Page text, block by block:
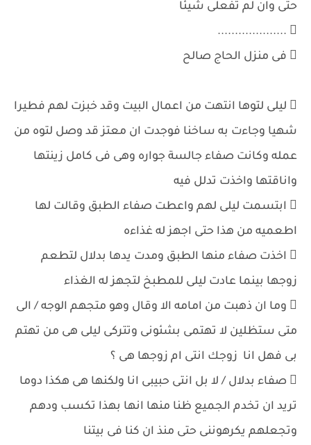
حتى وان لم تفعلى شيئا
 ....................
 فى منزل الحاج صالح
 ليلى لتوها انتهت من اعمال البيت وقد خبزت لهم فطيرا
شهيا وجاءت به ساخنا فوجدت ان معتز قد وصل لتوه من
عمله وكانت صفاء جالسة جواره وهى فى كامل زينتها
واناقتها واخذت تدلل فيه
 ابتسمت ليلى لهم واعطت صفاء الطبق وقالت لها
اطعميه من هذا حتى اجهز له غذاءه
 اخذت صفاء منها الطبق ومدت يدها بدلال لتطعم
زوجها بينما عادت ليلى للمطبخ لتجهز له الغذاء
 وما ان ذهبت من امامه الا وقال وهو متجهم الوجه / الى
متى ستظلين لا تهتمى بشئونى وتتركى ليلى هى من تهتم
بى فهل انا زوجك انتى ام زوجها هى ؟
 صفاء بدلال / لا بل انتى حبيبى انا ولكنها هى هكذا دوما
تريد ان تخدم الجميع ظنا منها انها بهذا تكسب ودهم
وتجعلهم يكرهوننى حتى منذ ان كنا فى بيتنا